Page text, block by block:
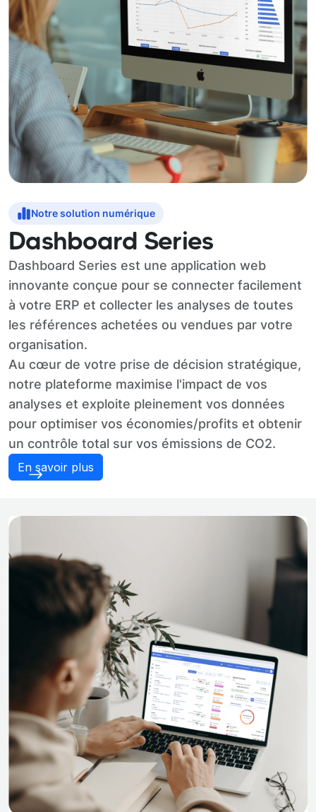
Notre solution numérique
Dashboard Series
Dashboard Series est une application web
innovante conçue pour se connecter facilement
à votre ERP et collecter les analyses de toutes
les références achetées ou vendues par votre
organisation.
Au cœur de votre prise de décision stratégique,
notre plateforme maximise l'impact de vos
analyses et exploite pleinement vos données
pour optimiser vos économies/profits et obtenir
un contrôle total sur vos émissions de CO2.
En savoir plus